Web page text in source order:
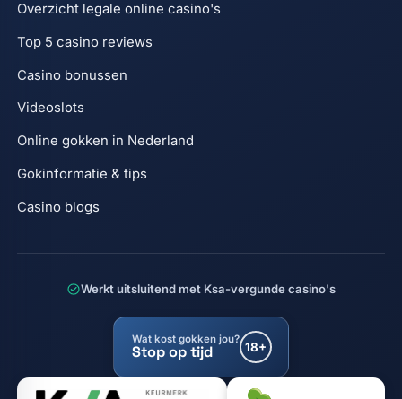
Overzicht legale online casino's
Top 5 casino reviews
Casino bonussen
Videoslots
Online gokken in Nederland
Gokinformatie & tips
Casino blogs
Werkt uitsluitend met Ksa-vergunde casino's
Wat kost gokken jou?
Stop op tijd 18+